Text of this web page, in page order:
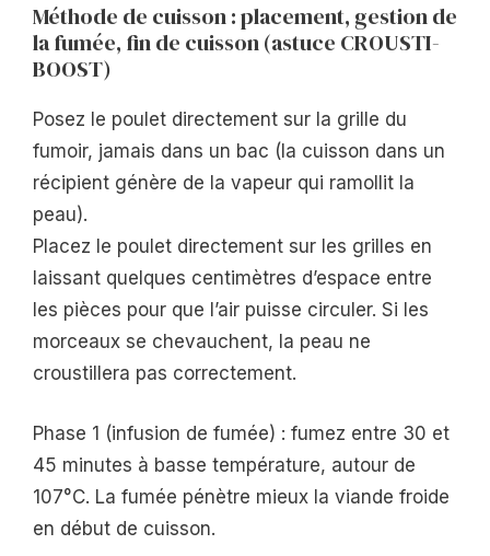
Méthode de cuisson : placement, gestion de
la fumée, fin de cuisson (astuce CROUSTI-
BOOST)
Posez le poulet directement sur la grille du
fumoir, jamais dans un bac (la cuisson dans un
récipient génère de la vapeur qui ramollit la
peau).
Placez le poulet directement sur les grilles en
laissant quelques centimètres d’espace entre
les pièces pour que l’air puisse circuler. Si les
morceaux se chevauchent, la peau ne
croustillera pas correctement.
Phase 1 (infusion de fumée) : fumez entre 30 et
45 minutes à basse température, autour de
107°C. La fumée pénètre mieux la viande froide
en début de cuisson.